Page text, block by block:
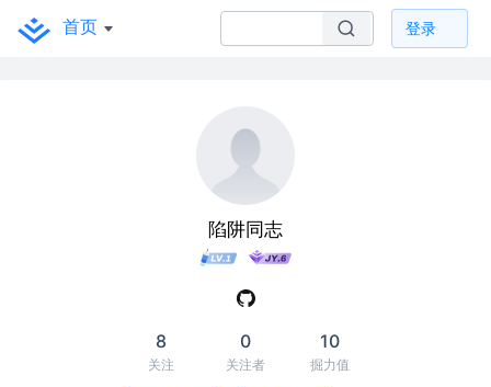
首页 登录
陷阱同志
8
关注
0
关注者
10
掘力值